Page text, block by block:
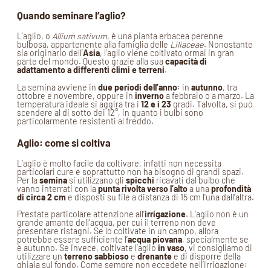
Quando seminare l’aglio?
L’aglio, o Allium sativum, è una pianta erbacea perenne
bulbosa, appartenente alla famiglia delle Liliaceae. Nonostante
sia originario dell’Asia, l’aglio viene coltivato ormai in gran
parte del mondo. Questo grazie alla suacapacità di
adattamento a differenti climi e terreni.
La semina avviene in due periodi dell’anno: in autunno, tra
ottobre e novembre, oppure in invernoa febbraio o a marzo. La
temperatura ideale si aggira tra i 12 e i 23 gradi. Talvolta, si può
scendere al di sotto dei 12°, in quanto i bulbi sono
particolarmente resistenti al freddo.
Aglio: come si coltiva
L’aglio è molto facile da coltivare, infatti non necessita
particolari cure e soprattutto non ha bisogno di grandi spazi.
Per lasemina si utilizzano gli spicchi ricavati dal bulbo che
vanno interrati con lapunta rivolta verso l’altoa unaprofondità
di circa 2 cm e disposti su file a distanza di 15 cm l’una dall’altra.
Prestate particolare attenzione all’irrigazione. L’aglio non è un
grande amante dell’acqua, per cui il terreno non deve
presentare ristagni. Se lo coltivate in un campo, allora
potrebbe essere sufficiente l’acqua piovana, specialmente se
è autunno. Se invece, coltivate l’aglio in vaso, vi consigliamo di
utilizzare un terreno sabbioso e drenante e di disporre della
ghiaia sul fondo. Come sempre non eccedete nell’irrigazione: